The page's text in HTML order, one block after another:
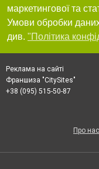
маркетингової та
Умови обробки даних
див. "Політика
Реклама на сайті
Франшиза "CitySites"
+38 (095) 515-50-87
Про нас